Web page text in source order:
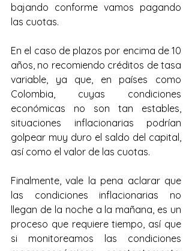
bajando conforme vamos pagando
las cuotas.
En el caso de plazos por encima de 10
años, no recomiendo créditos de tasa
variable, ya que, en países como
Colombia, cuyas condiciones
económicas no son tan estables,
situaciones inflacionarias podrían
golpear muy duro el saldo del capital,
así como el valor de las cuotas.
Finalmente, vale la pena aclarar que
las condiciones inflacionarias no
llegan de la noche a la mañana, es un
proceso que requiere tiempo, así que
si monitoreamos las condiciones